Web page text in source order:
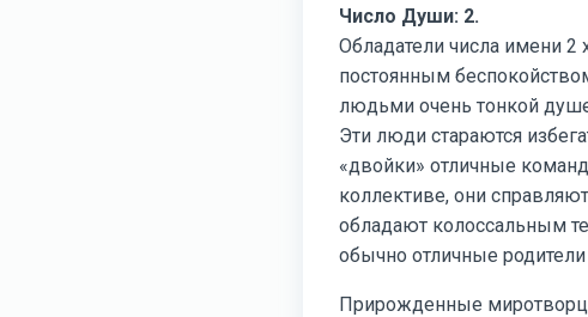
Число Души: 2.
Обладатели числа имени 2
постоянным
людьми очень тонкой
Эти люди стараются
«двойки» отличные
коллективе, они
обладают колоссальным
обычно отличные родители
Прирожденные